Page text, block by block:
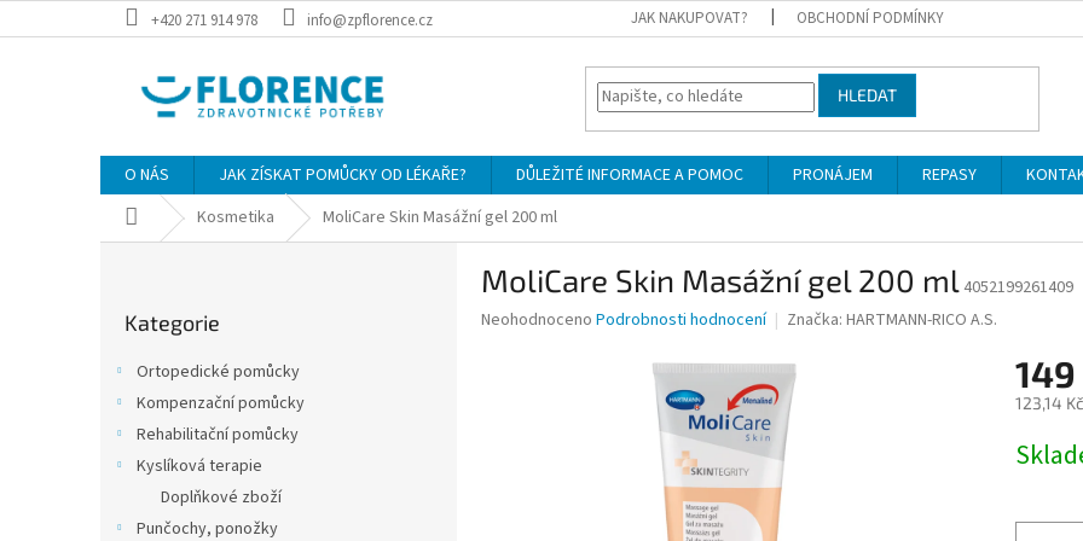
na
+420 271 914 978 info@zpflorence.cz JAK NAKUPOVAT? OBCHODNÍ PODMÍNKY
HLEDAT
O NÁS JAK ZÍSKAT POMŮCKY OD LÉKAŘE? DŮLEŽITÉ INFORMACE A POMOC PRONÁJEM REPASY
Domů Kosmetika MoliCare Skin Masážní gel 200 ml
kategorie
Kategorie
Ortopedické pomůcky
Kompenzační pomůcky
Rehabilitační pomůcky
Kyslíková terapie
Doplňkové zboží
Punčochy, ponožky
MoliCare Skin Masážní gel 200 ml 4052199261409
Průměrné
Neohodnoceno Podrobnosti hodnocení Značka: HARTMANN-RICO A.S.
149
123,14
cena: